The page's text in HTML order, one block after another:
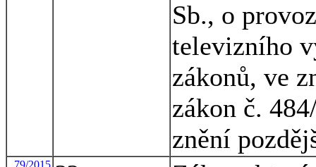
Sb., o
televizního
zákonů, ve
zákon č.
znění
79/2015